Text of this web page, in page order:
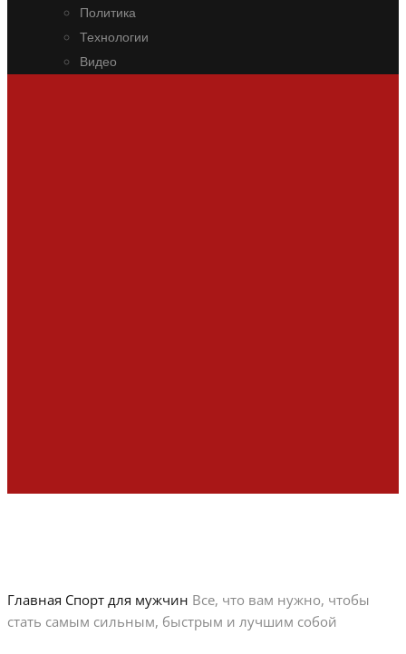
Политика
Технологии
Видео
Главная Спорт для мужчин Все, что вам нужно, чтобы
стать самым сильным, быстрым и лучшим собой